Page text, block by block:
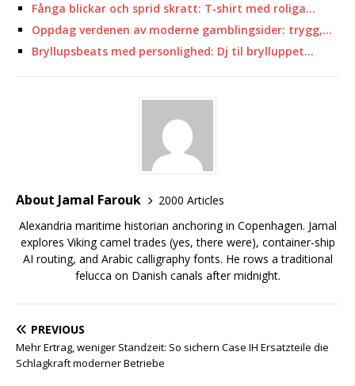
Fånga blickar och sprid skratt: T‑shirt med roliga…
Oppdag verdenen av moderne gamblingsider: trygg,…
Bryllupsbeats med personlighed: Dj til brylluppet…
About Jamal Farouk
2000 Articles
Alexandria maritime historian anchoring in Copenhagen. Jamal
explores Viking camel trades (yes, there were), container-ship
AI routing, and Arabic calligraphy fonts. He rows a traditional
felucca on Danish canals after midnight.
PREVIOUS
Mehr Ertrag, weniger Standzeit: So sichern Case IH Ersatzteile die
Schlagkraft moderner Betriebe